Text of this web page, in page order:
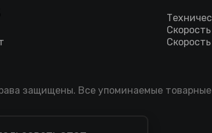
защищены. Все упоминаемые